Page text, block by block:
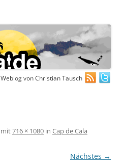
Weblog von Christian Tausch
mit716 × 1080 in Cap de Cala
Nächstes →